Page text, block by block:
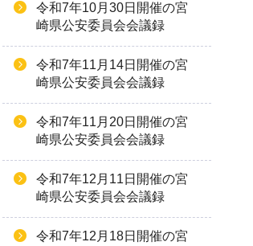
令和7年10月30日開催の宮
崎県公安委員会会議録
令和7年11月14日開催の宮
崎県公安委員会会議録
令和7年11月20日開催の宮
崎県公安委員会会議録
令和7年12月11日開催の宮
崎県公安委員会会議録
令和7年12月18日開催の宮